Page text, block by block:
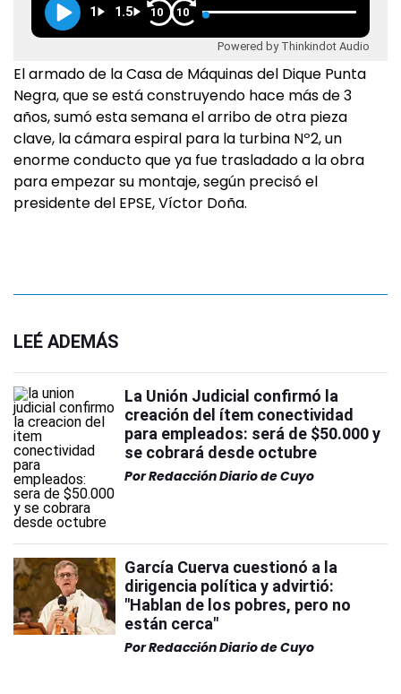
1 1.5 10 10
Powered by Thinkindot Audio
El armado de la Casa de Máquinas del Dique Punta
Negra, que se está construyendo hace más de 3
años, sumó esta semana el arribo de otra pieza
clave, la cámara espiral para la turbina Nº2, un
enorme conducto que ya fue trasladado a la obra
para empezar su montaje, según precisó el
presidente del EPSE, Víctor Doña.
LEÉ ADEMÁS
La Unión Judicial confirmó la
creación del ítem conectividad
para empleados: será de $50.000 y
se cobrará desde octubre
PorRedacción Diario de Cuyo
García Cuerva cuestionó a la
dirigencia política y advirtió:
"Hablan de los pobres, pero no
están cerca"
PorRedacción Diario de Cuyo